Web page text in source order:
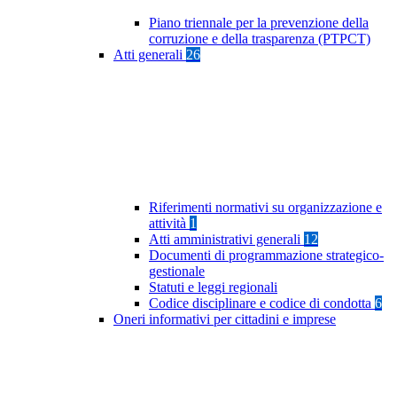
Piano triennale per la prevenzione della
corruzione e della trasparenza (PTPCT)
Atti generali 26
Riferimenti normativi su organizzazione e
attività 1
Atti amministrativi generali 12
Documenti di programmazione strategico-
gestionale
Statuti e leggi regionali
Codice disciplinare e codice di condotta 6
Oneri informativi per cittadini e imprese